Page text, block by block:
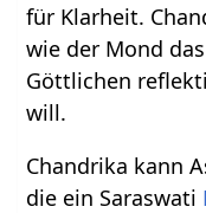
für Klarheit.
wie der Mond
Göttlichen
will.
Chandrika kann
die ein Saraswati